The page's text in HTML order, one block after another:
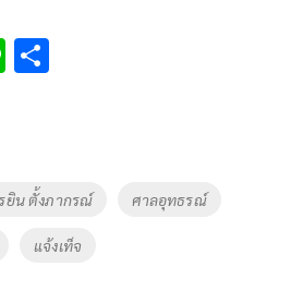
Li
ยิน ตั้งภากรณ์ ศาลอุทธรณ์
แจ้งเท็จ